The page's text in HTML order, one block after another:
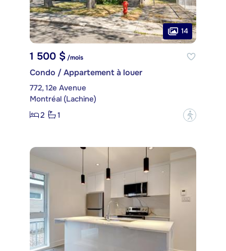
14
1 500 $ /mois
Condo / Appartement à louer
772, 12e Avenue
Montréal (Lachine)
2
1 ?